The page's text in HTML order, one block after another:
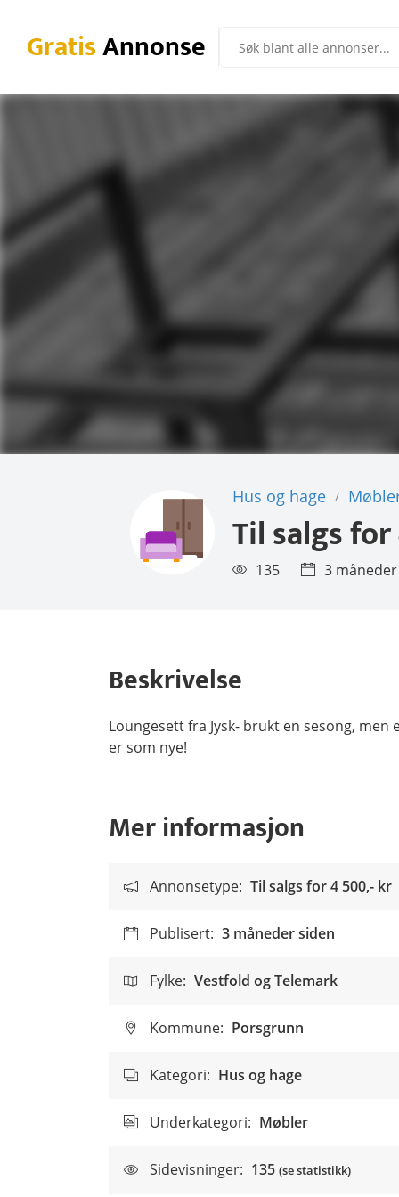
GratisAnnonse
Hus og hage /
Til salgs for
135 3
Beskrivelse
Loungesett fra Jysk- brukt en sesong,
er som nye!
Mer informasjon
Annonsetype: Til salgs for4 500,- kr
Publisert: 3 måneder siden
Fylke: Vestfold og Telemark
Kommune: Porsgrunn
Kategori: Hus og hage
Underkategori: Møbler
Sidevisninger: 135 (se statistikk)